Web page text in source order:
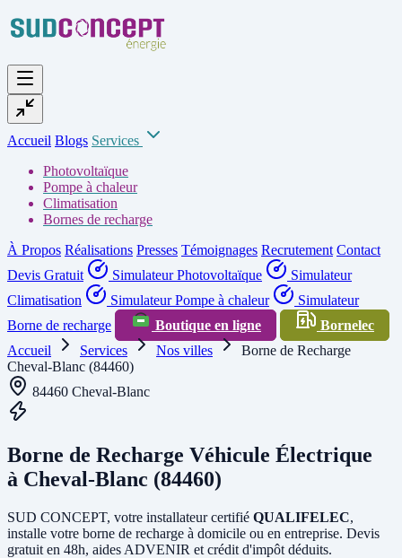
Accueil Blogs Services
Photovoltaïque
Pompe à chaleur
Climatisation
Bornes de recharge
À Propos Réalisations Presses Témoignages Recrutement Contact
Devis Gratuit
Simulateur Photovoltaïque
Simulateur
Climatisation
Simulateur Pompe à chaleur
Simulateur
Borne de recharge
Boutique en ligne
Bornelec
Accueil
Services Nos villes
Borne de Recharge
Cheval-Blanc (84460)
84460 Cheval-Blanc
Borne de Recharge Véhicule Électrique
à Cheval-Blanc (84460)
SUD CONCEPT, votre installateur certifié QUALIFELEC,
installe votre borne de recharge à domicile ou en entreprise. Devis
gratuit en 48h, aides ADVENIR et crédit d'impôt déduits.